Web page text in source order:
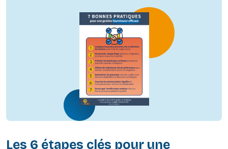
Les 6 étapes clés pour une